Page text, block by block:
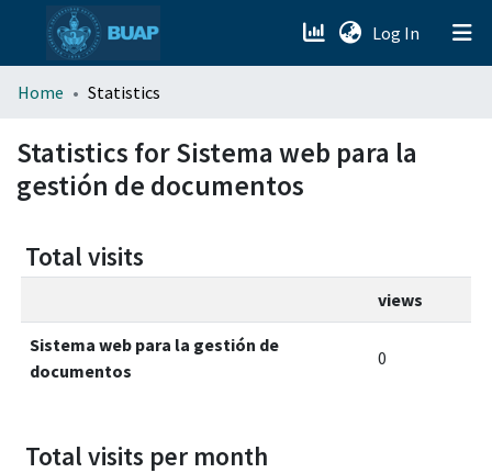
Log In (current)
menu.section.about_menu
All of DSpace
Home Statistics
Statistics for Sistema web para la
gestión de documentos
Total visits
views
Sistema web para la gestión de
documentos
0
Total visits per month